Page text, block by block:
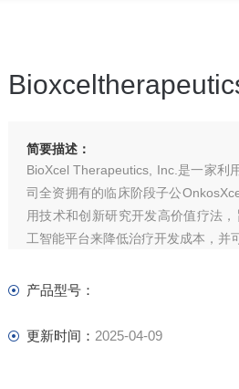
简要描述：
BioXcel Therapeutics, Inc.是一家利
司全资拥有的临床阶段子公
用技术和创新研究开发高价值疗法
工智能平台来降低治疗开发成本，并
产品型号：
更新时间： 2025-04-09